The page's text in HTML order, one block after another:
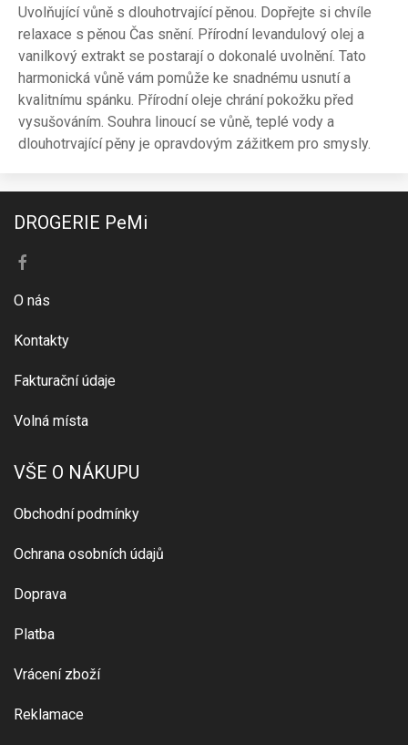
Uvolňující vůně s dlouhotrvající pěnou. Dopřejte si chvíle
relaxace s pěnou Čas snění. Přírodní levandulový olej a
vanilkový extrakt se postarají o dokonalé uvolnění. Tato
harmonická vůně vám pomůže ke snadnému usnutí a
kvalitnímu spánku. Přírodní oleje chrání pokožku před
vysušováním. Souhra linoucí se vůně, teplé vody a
dlouhotrvající pěny je opravdovým zážitkem pro smysly.
DROGERIE PeMi
O nás
Kontakty
Fakturační údaje
Volná místa
VŠE O NÁKUPU
Obchodní podmínky
Ochrana osobních údajů
Doprava
Platba
Vrácení zboží
Reklamace